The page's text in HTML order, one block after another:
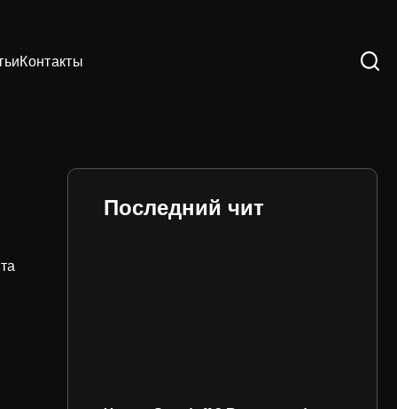
Контакты
Последний чит